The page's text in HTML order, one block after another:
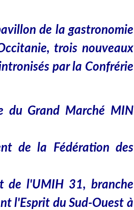
de la gastronomie
trois nouveaux
par la Confrérie
du Grand Marché MIN
de la Fédération des
de l'UMIH 31, branche
l'Esprit du Sud-Ouest à